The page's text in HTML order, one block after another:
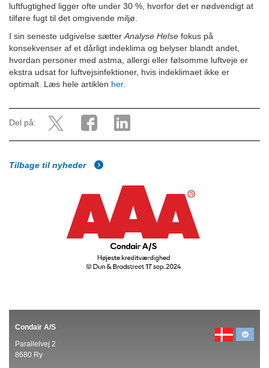
luftfugtighed ligger ofte under 30 %, hvorfor det er nødvendigt at
tilføre fugt til det omgivende miljø.
I sin seneste udgivelse sætterAnalyse Helse fokus på
konsekvenser af et dårligt indeklima og belyser blandt andet,
hvordan personer med astma, allergi eller følsomme luftveje er
ekstra udsat for luftvejsinfektioner, hvis indeklimaet ikke er
optimalt. Læs hele artiklen her.
Del på:
Tilbage til nyheder
Condair A/S
Parallelvej 2
8680 Ry